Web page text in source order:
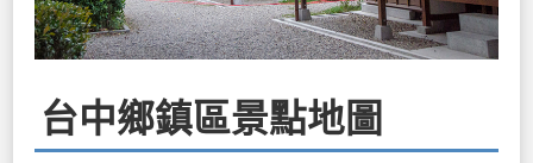
台中鄉鎮區景點地圖